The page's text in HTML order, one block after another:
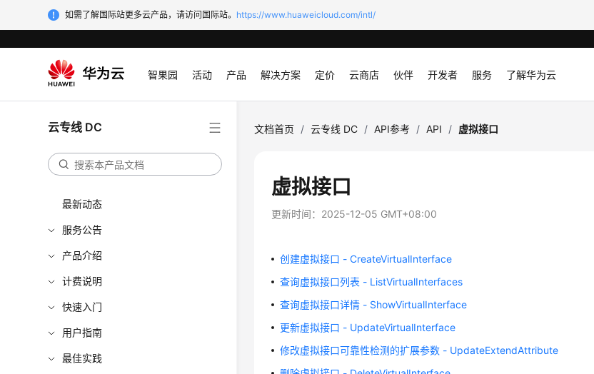
如需了解国际站更多云产品，请访问国际站。 https://www.huaweicloud.com/intl/
智果园 活动 产品 解决方案 定价 云商店 伙伴 开发者 服务 了解华为云
云专线 DC
最新动态
服务公告
产品介绍
计费说明
快速入门
用户指南
最佳实践
文档首页 / 云专线 DC / API参考 / API / 虚拟接口
虚拟接口
更新时间： 2025-12-05 GMT+08:00
创建虚拟接口 - CreateVirtualInterface
查询虚拟接口列表 - ListVirtualInterfaces
查询虚拟接口详情 - ShowVirtualInterface
更新虚拟接口 - UpdateVirtualInterface
修改虚拟接口可靠性检测的扩展参数 - UpdateExtendAttribute